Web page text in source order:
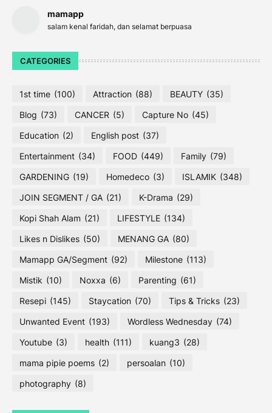
mamapp
salam kenal faridah, dan selamat berpuasa
CATEGORIES
1st time (100) Attraction (88) BEAUTY (35)
Blog (73) CANCER (5) Capture No (45)
Education (2) English post (37)
Entertainment (34) FOOD (449) Family (79)
GARDENING (19) Homedeco (3) ISLAMIK (348)
JOIN SEGMENT / GA (21) K-Drama (29)
Kopi Shah Alam (21) LIFESTYLE (134)
Likes n Dislikes (50) MENANG GA (80)
Mamapp GA/Segment (92) Milestone (113)
Mistik (10) Noxxa (6) Parenting (61)
Resepi (145) Staycation (70) Tips & Tricks (23)
Unwanted Event (193) Wordless Wednesday (74)
Youtube (3) health (111) kuang3 (28)
mama pipie poems (2) persoalan (10)
photography (8)